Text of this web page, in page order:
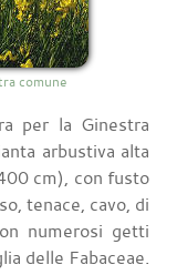
comune
per la Ginestra
arbustiva alta
cm), con fusto
tenace, cavo, di
numerosi getti
delle Fabaceae.